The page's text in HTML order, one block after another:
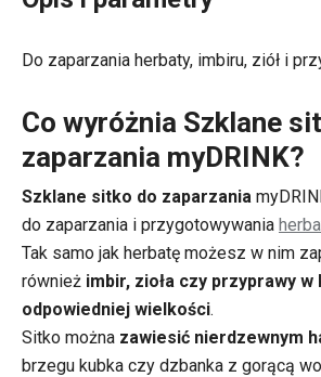
Do zaparzania herbaty, imbiru, ziół i
Co wyróżnia Szklane
zaparzania myDRINK?
Szklane sitko do zaparzania
do zaparzania i przygotowywania
Tak samo jak herbatę możesz w nim
również imbir, zioła czy przyprawy w
odpowiedniej wielkości.
Sitko można zawiesić nierdzewnym
brzegu kubka czy dzbanka z gorącą